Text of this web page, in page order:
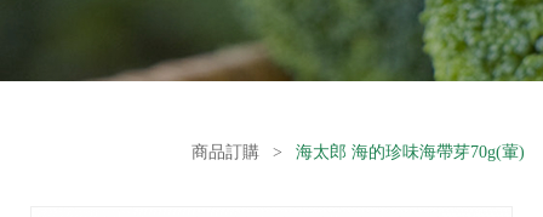
商品訂購 > 海太郎 海的珍味海帶芽70g(葷)